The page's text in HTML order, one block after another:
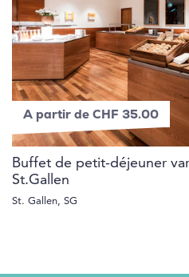
A partir de CHF 35.00
Buffet de petit-déjeuner
St.Gallen
St. Gallen, SG